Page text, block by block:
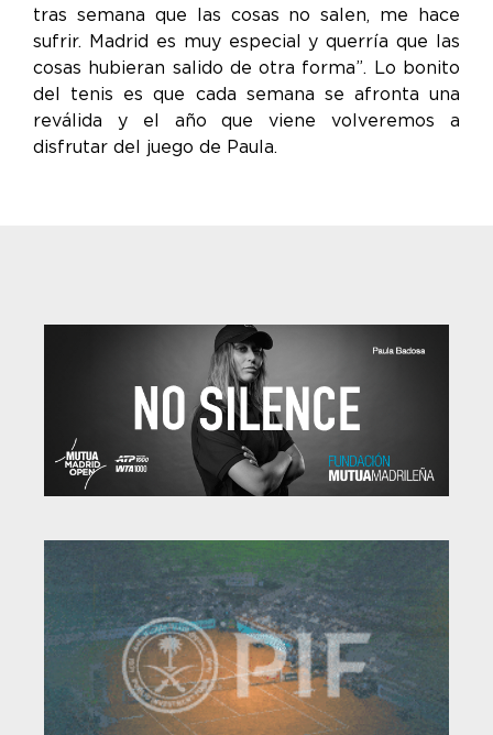
tras semana que las cosas no salen, me hace
sufrir. Madrid es muy especial y querría que las
cosas hubieran salido de otra forma”. Lo bonito
del tenis es que cada semana se afronta una
reválida y el año que viene volveremos a
disfrutar del juego de Paula.